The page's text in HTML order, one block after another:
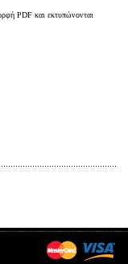
PDF και εκτυπώνονται